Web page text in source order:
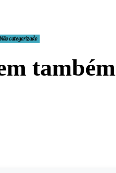
Não categorizado
também